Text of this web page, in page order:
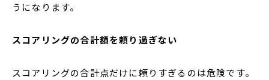
うになります。
スコアリングの合計額を頼り過ぎない
スコアリングの合計点だけに頼りすぎるのは危険です。